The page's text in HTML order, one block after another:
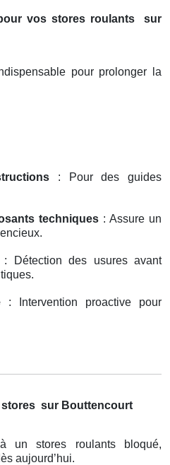
vos stores roulants
sur
pour prolonger la
: Pour des guides
techniques : Assure un
Détection des usures avant
: Intervention proactive pour
sur Bouttencourt
un stores roulants bloqué,
aujourd’hui.